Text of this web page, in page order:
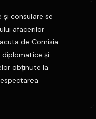
consulare se
afacerilor
de Comisia
şi
obţinute la